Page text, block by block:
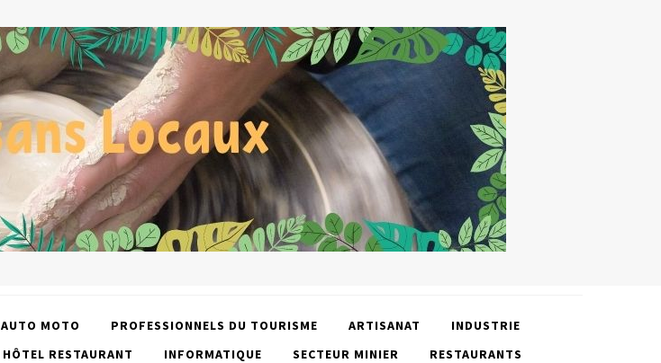
AUTO MOTO PROFESSIONNELS DU TOURISME ARTISANAT
INDUSTRIE
HÔTEL RESTAURANT INFORMATIQUE SECTEUR MINIER
RESTAURANTS